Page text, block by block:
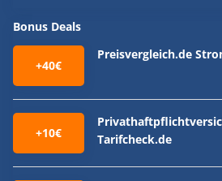
Bonus Deals
+40€
Preisvergleich.de
+10€
Tarifcheck.de